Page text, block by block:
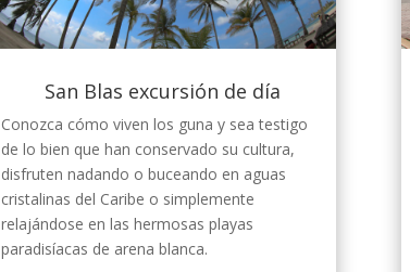
San Blas excursión de día
Conozca cómo viven los guna y sea testigo
de lo bien que han conservado su cultura,
disfruten nadando o buceando en aguas
cristalinas del Caribe o simplemente
relajándose en las hermosas playas
paradisíacas de arena blanca.